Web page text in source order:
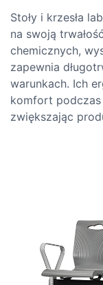
Stoły i krzesła
na swoją
chemicznych,
zapewnia
warunkach. Ich
komfort podczas
zwiększając